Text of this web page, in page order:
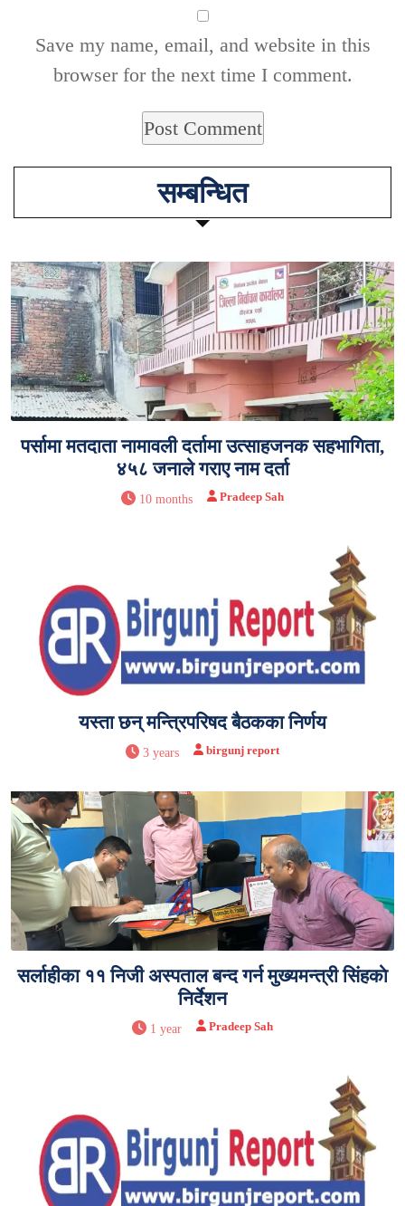
Save my name, email, and website in this
browser for the next time I comment.
सम्बन्धित
पर्सामा मतदाता नामावली दर्तामा उत्साहजनक सहभागिता,
४५८ जनाले गराए नाम दर्ता
10 months Pradeep Sah
यस्ता छन् मन्त्रिपरिषद बैठकका निर्णय
3 years birgunj report
सर्लाहीका ११ निजी अस्पताल बन्द गर्न मुख्यमन्त्री सिंहकाे
निर्देशन
1 year Pradeep Sah